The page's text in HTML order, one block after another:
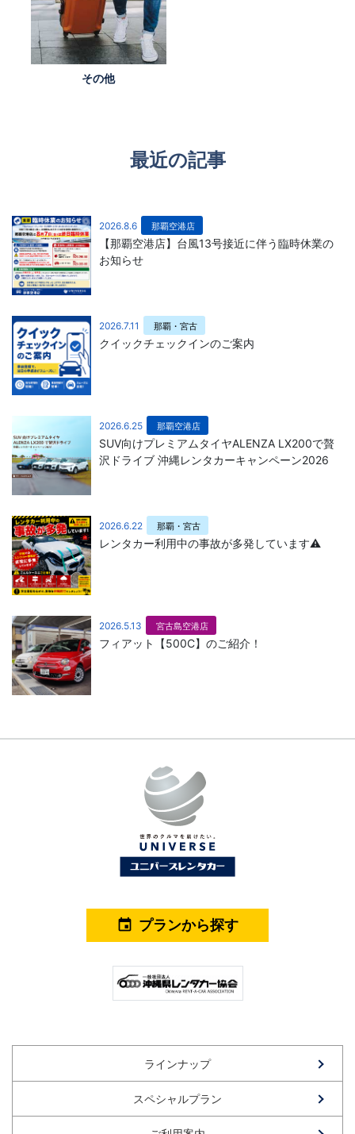
その他
最近の記事
2026.8.6 那覇空港店
【那覇空港店】台風13号接近に伴う臨時休業の
お知らせ
2026.7.11 那覇・宮古
クイックチェックインのご案内
2026.6.25 那覇空港店
SUV向けプレミアムタイヤALENZA LX200で贅
沢ドライブ 沖縄レンタカーキャンペーン2026
2026.6.22 那覇・宮古
レンタカー利用中の事故が多発しています⚠️
2026.5.13 宮古島空港店
フィアット【500C】のご紹介！
event プランから探す
ラインナップ
スペシャルプラン